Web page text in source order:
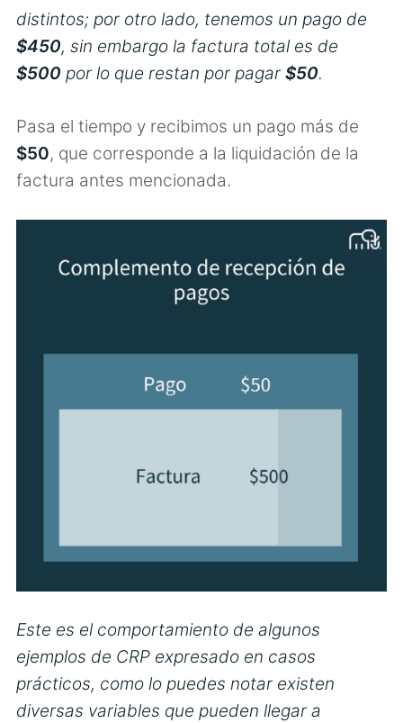
distintos; por otro lado, tenemos un pago de
$450, sin embargo la factura total es de
$500 por lo que restan por pagar $50.
Pasa el tiempo y recibimos un pago más de
$50, que corresponde a la liquidación de la
factura antes mencionada.
Este es el comportamiento de algunos
ejemplos de CRP expresado en casos
prácticos, como lo puedes notar existen
diversas variables que pueden llegar a